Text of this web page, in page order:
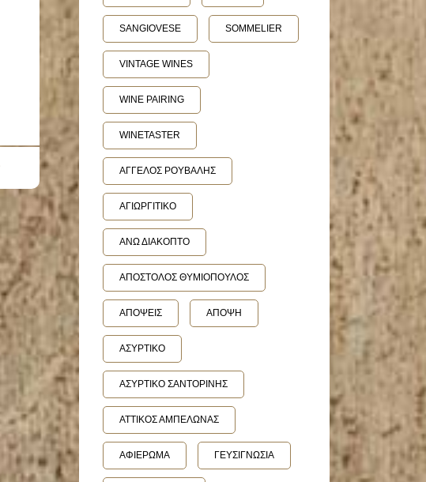
SANGIOVESE SOMMELIER
VINTAGE WINES
WINE PAIRING
WINETASTER
ΑΓΓΕΛΟΣ ΡΟΥΒΑΛΗΣ
ΑΓΙΩΡΓΙΤΙΚΟ
ΑΝΩ ΔΙΑΚΟΠΤΟ
ΑΠΟΣΤΟΛΟΣ ΘΥΜΙΟΠΟΥΛΟΣ
ΑΠΟΨΕΙΣ ΑΠΟΨΗ
ΑΣΥΡΤΙΚΟ
ΑΣΥΡΤΙΚΟ ΣΑΝΤΟΡΙΝΗΣ
ΑΤΤΙΚΟΣ ΑΜΠΕΛΩΝΑΣ
ΑΦΙΕΡΩΜΑ ΓΕΥΣΙΓΝΩΣΙΑ